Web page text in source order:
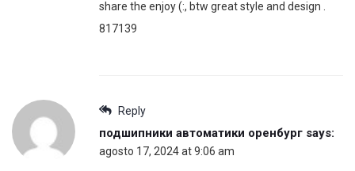
share the enjoy (:, btw great style and design .
817139
Reply
подшипники автоматики оренбург says:
agosto 17, 2024 at 9:06 am